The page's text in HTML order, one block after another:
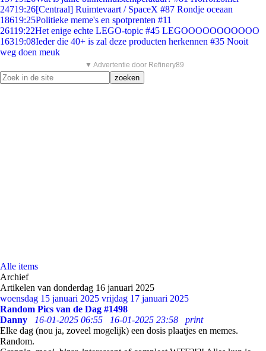
24719:26[Centraal] Ruimtevaart / SpaceX #87 Rondje oceaan
18619:25Politieke meme's en spotprenten #11
26119:22Het enige echte LEGO-topic #45 LEGOOOOOOOOOOO
16319:08Ieder die 40+ is zal deze producten herkennen #35 Nooit
weg doen meuk
▼ Advertentie door Refinery89
Alle items
Archief
Artikelen van donderdag 16 januari 2025
woensdag 15 januari 2025 vrijdag 17 januari 2025
Random Pics van de Dag #1498
Danny
16-01-2025 06:55 16-01-2025 23:58
print
Elke dag (nou ja, zoveel mogelijk) een dosis plaatjes en memes.
Random.